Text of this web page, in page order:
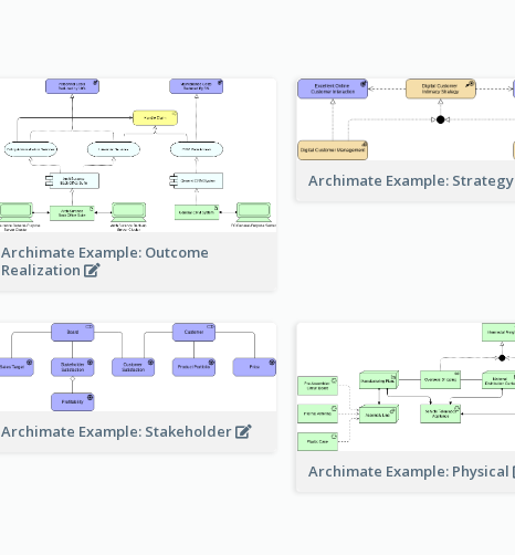
Archimate Example: Outcome
Realization
Archimate Example: Strategy
Archimate Example: Stakeholder
Archimate Example: Physical